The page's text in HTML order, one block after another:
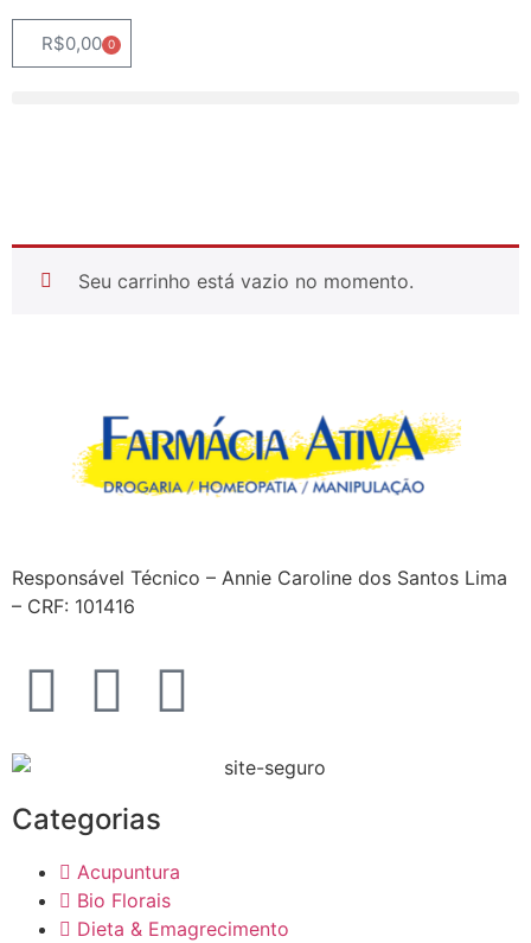
R$0,00 0
Seu carrinho está vazio no momento.
Responsável Técnico – Annie Caroline dos Santos Lima
– CRF: 101416
Categorias
Acupuntura
Bio Florais
Dieta & Emagrecimento